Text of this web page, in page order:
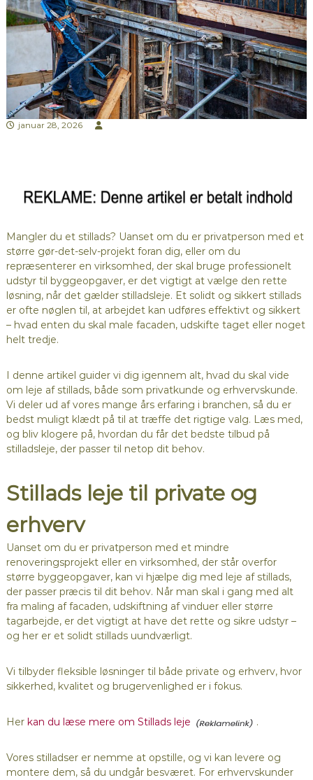
januar 28, 2026
Mangler du et stillads? Uanset om du er privatperson med et
større gør-det-selv-projekt foran dig, eller om du
repræsenterer en virksomhed, der skal bruge professionelt
udstyr til byggeopgaver, er det vigtigt at vælge den rette
løsning, når det gælder stilladsleje. Et solidt og sikkert stillads
er ofte nøglen til, at arbejdet kan udføres effektivt og sikkert
– hvad enten du skal male facaden, udskifte taget eller noget
helt tredje.
I denne artikel guider vi dig igennem alt, hvad du skal vide
om leje af stillads, både som privatkunde og erhvervskunde.
Vi deler ud af vores mange års erfaring i branchen, så du er
bedst muligt klædt på til at træffe det rigtige valg. Læs med,
og bliv klogere på, hvordan du får det bedste tilbud på
stilladsleje, der passer til netop dit behov.
Stillads leje til private og
erhverv
Uanset om du er privatperson med et mindre
renoveringsprojekt eller en virksomhed, der står overfor
større byggeopgaver, kan vi hjælpe dig med leje af stillads,
der passer præcis til dit behov. Når man skal i gang med alt
fra maling af facaden, udskiftning af vinduer eller større
tagarbejde, er det vigtigt at have det rette og sikre udstyr –
og her er et solidt stillads uundværligt.
Vi tilbyder fleksible løsninger til både private og erhverv, hvor
sikkerhed, kvalitet og brugervenlighed er i fokus.
Her kan du læse mere om Stillads leje .
Vores stilladser er nemme at opstille, og vi kan levere og
montere dem, så du undgår besværet. For erhvervskunder